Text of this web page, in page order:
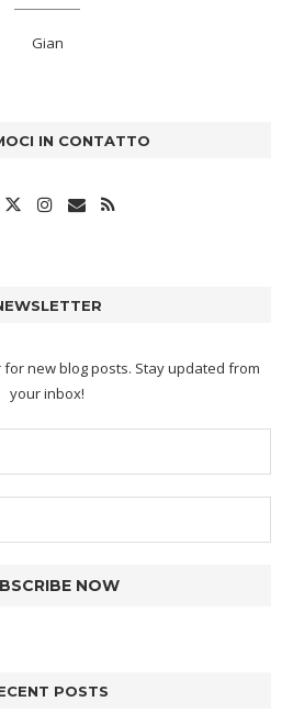
Gian
IN CONTATTO
new blog posts. Stay updated from
your inbox!
POSTS